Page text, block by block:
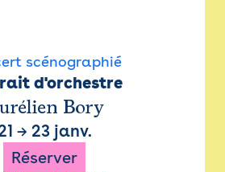
scénographié
d'orchestre
Bory
→ 23 janv.
Réserver